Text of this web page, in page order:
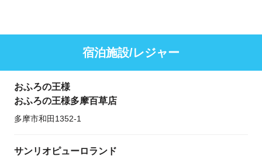
宿泊施設/レジャー
おふろの王様
おふろの王様多摩百草店
多摩市和田1352-1
サンリオピューロランド